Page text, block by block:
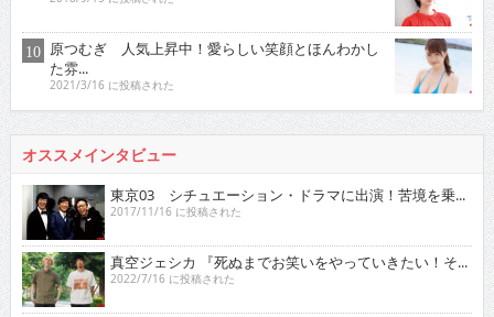
原つむぎ 人気上昇中！愛らしい笑顔とほんわかし
た雰...
2021/3/16 に投稿された
オススメインタビュー
東京03 シチュエーション・ドラマに出演！苦境を乗...
2017/11/16 に投稿された
真空ジェシカ 『死ぬまでお笑いをやっていきたい！そ...
2022/7/16 に投稿された